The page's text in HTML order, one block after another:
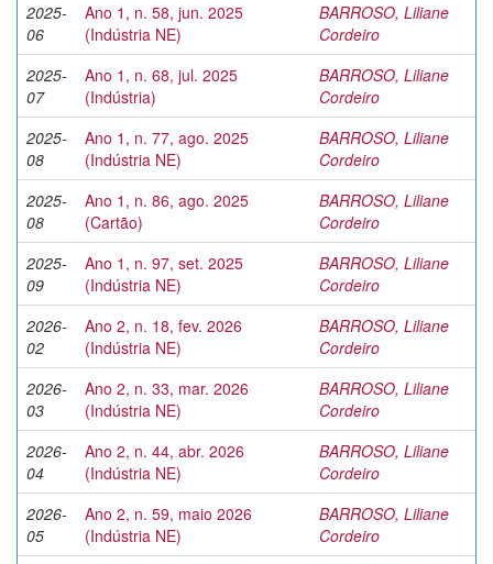
2025-
06
Ano 1, n. 58, jun. 2025
(Indústria NE)
BARROSO, Liliane
Cordeiro
2025-
07
Ano 1, n. 68, jul. 2025
(Indústria)
BARROSO, Liliane
Cordeiro
2025-
08
Ano 1, n. 77, ago. 2025
(Indústria NE)
BARROSO, Liliane
Cordeiro
2025-
08
Ano 1, n. 86, ago. 2025
(Cartão)
BARROSO, Liliane
Cordeiro
2025-
09
Ano 1, n. 97, set. 2025
(Indústria NE)
BARROSO, Liliane
Cordeiro
2026-
02
Ano 2, n. 18, fev. 2026
(Indústria NE)
BARROSO, Liliane
Cordeiro
2026-
03
Ano 2, n. 33, mar. 2026
(Indústria NE)
BARROSO, Liliane
Cordeiro
2026-
04
Ano 2, n. 44, abr. 2026
(Indústria NE)
BARROSO, Liliane
Cordeiro
2026-
05
Ano 2, n. 59, maio 2026
(Indústria NE)
BARROSO, Liliane
Cordeiro